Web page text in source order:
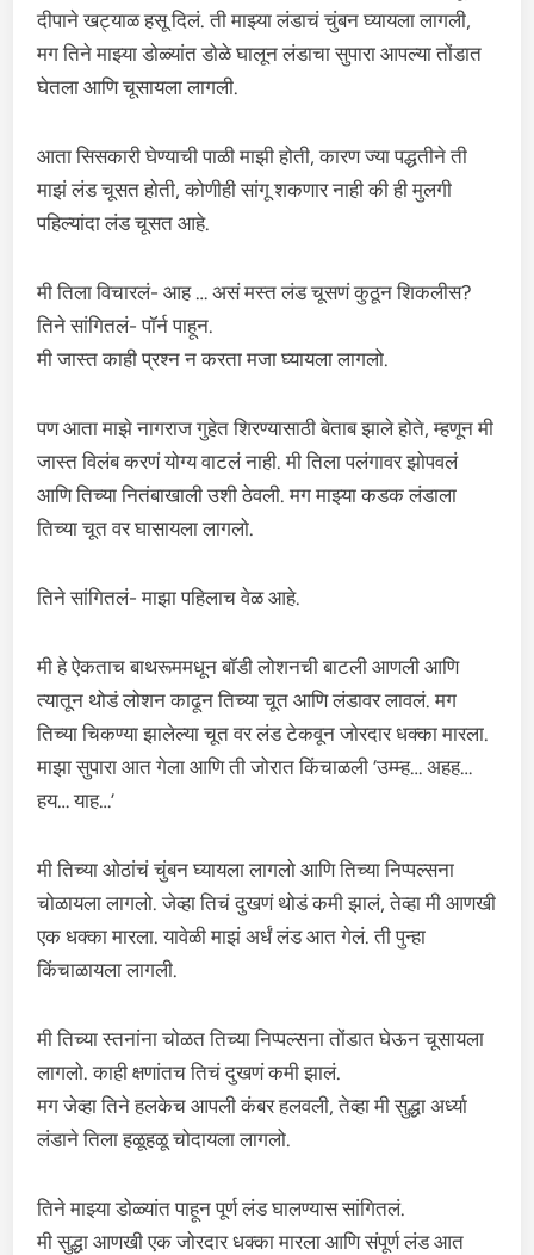
दीपाने खट्याळ हसू दिलं. ती माझ्या लंडाचं चुंबन घ्यायला लागली,
मग तिने माझ्या डोळ्यांत डोळे घालून लंडाचा सुपारा आपल्या तोंडात
घेतला आणि चूसायला लागली.
आता सिसकारी घेण्याची पाळी माझी होती, कारण ज्या पद्धतीने ती
माझं लंड चूसत होती, कोणीही सांगू शकणार नाही की ही मुलगी
पहिल्यांदा लंड चूसत आहे.
मी तिला विचारलं- आह … असं मस्त लंड चूसणं कुठून शिकलीस?
तिने सांगितलं- पॉर्न पाहून.
मी जास्त काही प्रश्न न करता मजा घ्यायला लागलो.
पण आता माझे नागराज गुहेत शिरण्यासाठी बेताब झाले होते, म्हणून मी
जास्त विलंब करणं योग्य वाटलं नाही. मी तिला पलंगावर झोपवलं
आणि तिच्या नितंबाखाली उशी ठेवली. मग माझ्या कडक लंडाला
तिच्या चूत वर घासायला लागलो.
तिने सांगितलं- माझा पहिलाच वेळ आहे.
मी हे ऐकताच बाथरूममधून बॉडी लोशनची बाटली आणली आणि
त्यातून थोडं लोशन काढून तिच्या चूत आणि लंडावर लावलं. मग
तिच्या चिकण्या झालेल्या चूत वर लंड टेकवून जोरदार धक्का मारला.
माझा सुपारा आत गेला आणि ती जोरात किंचाळली ‘उम्म्ह… अहह…
हय… याह…’
मी तिच्या ओठांचं चुंबन घ्यायला लागलो आणि तिच्या निप्पल्सना
चोळायला लागलो. जेव्हा तिचं दुखणं थोडं कमी झालं, तेव्हा मी आणखी
एक धक्का मारला. यावेळी माझं अर्धं लंड आत गेलं. ती पुन्हा
किंचाळायला लागली.
मी तिच्या स्तनांना चोळत तिच्या निप्पल्सना तोंडात घेऊन चूसायला
लागलो. काही क्षणांतच तिचं दुखणं कमी झालं.
मग जेव्हा तिने हलकेच आपली कंबर हलवली, तेव्हा मी सुद्धा अर्ध्या
लंडाने तिला हळूहळू चोदायला लागलो.
तिने माझ्या डोळ्यांत पाहून पूर्ण लंड घालण्यास सांगितलं.
मी सुद्धा आणखी एक जोरदार धक्का मारला आणि संपूर्ण लंड आत